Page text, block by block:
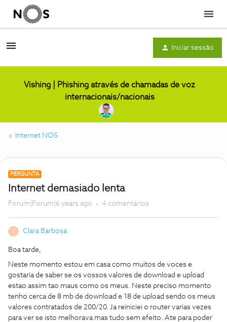
Menu
Iniciar sessão
Vishing | Phishing através de chamadas de voz
internacionais/nacionais
Internet NOS
PERGUNTA
Internet demasiado lenta
Forum|Forum|6 years ago 4 comentários
C Clara Barbosa
Boa tarde,
Neste momento estou em casa como muitos de voces e
gostaria de saber se os vossos valores de download e upload
estao assim tao maus como os meus. Neste preciso momento
tenho cerca de 8 mb de download e 18 de upload sendo os meus
valores contratados de 200/20. Ja reiniciei o router varias vezes
para ver se isto melhorava mas tudo sem efeito. Ate para poder